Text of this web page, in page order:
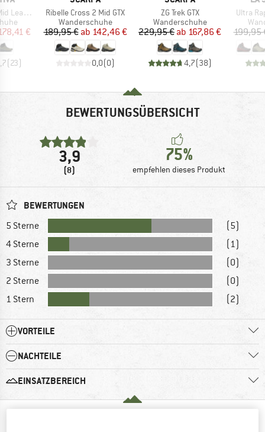
GTX
Preis
€
(23)
Artikel
Ribelle Cross 2 Mid GTX
Produktgruppe
Wanderschuhe
Preis
189,95 € reduzierter Preis
ab 142,46 €
0,0(0)
Artikel
ZG Trek GTX
Produktgruppe
Wanderschuhe
Preis
229,95 € reduzierter Preis
ab 167,86 €
4,7(38)
Artikel
Ultra
199,95
BEWERTUNGSÜBERSICHT
3,9
(8)
75%
empfehlen dieses Produkt
BEWERTUNGEN
5 Sterne
(5)
4 Sterne
(1)
3 Sterne
(0)
2 Sterne
(0)
1 Stern
(2)
VORTEILE
NACHTEILE
EINSATZBEREICH